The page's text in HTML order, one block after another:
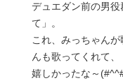
デュエダン前の男
て」。
これ、みっちゃん
んも歌ってくれて、
嬉しかったな～